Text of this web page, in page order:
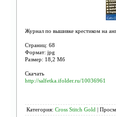
Журнал по вышивке крестиком на
Страниц: 68
Формат: jpg
Размер: 18,2 Мб
Скачать
http://salfetka.ifolder.ru/10036961
Категория: Cross Stitch Gold |